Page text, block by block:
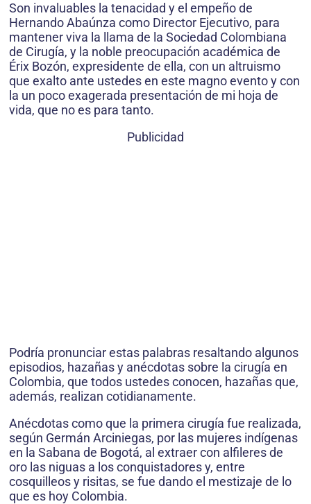
Son invaluables la tenacidad y el empeño de
Hernando Abaúnza como Director Ejecutivo, para
mantener viva la llama de la Sociedad Colombiana
de Cirugía, y la noble preocupación académica de
Érix Bozón, expresidente de ella, con un altruismo
que exalto ante ustedes en este magno evento y con
la un poco exagerada presentación de mi hoja de
vida, que no es para tanto.
Publicidad
Podría pronunciar estas palabras resaltando algunos
episodios, hazañas y anécdotas sobre la cirugía en
Co­lombia, que todos ustedes conocen, hazañas que,
además, realizan cotidianamente.
Anécdotas como que la primera cirugía fue realizada,
según Germán Arciniegas, por las mujeres indígenas
en la Sabana de Bogotá, al extraer con alfileres de
oro las niguas a los conquistadores y, entre
cosquilleos y risitas, se fue dando el mestizaje de lo
que es hoy Colombia.